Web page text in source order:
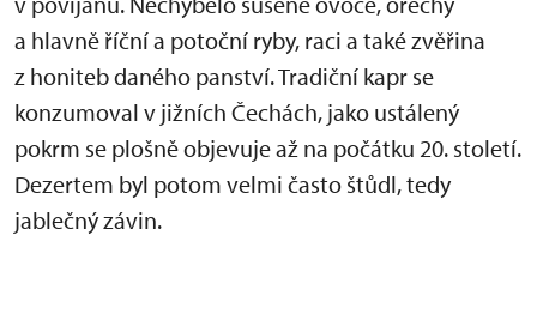
a hlavně říční a potoční ryby, raci a také zvěřina
z honiteb daného panství. Tradiční kapr se
konzumoval v jižních Čechách, jako ustálený
pokrm se plošně objevuje až na počátku 20. století.
Dezertem byl potom velmi často štůdl, tedy
jablečný závin.